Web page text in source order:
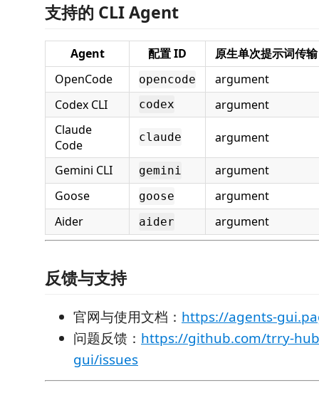
支持的 CLI Agent
Agent 配置 ID
原生单次提示词传输
OpenCode
opencode
argument
Codex CLI
codex
argument
Claude
Code
claude argument
Gemini CLI gemini
argument
Goose
goose
argument
Aider
aider argument
反馈与支持
官网与使用文档： https://agents-
问题反馈： https://github.com/trry-
gui/issues